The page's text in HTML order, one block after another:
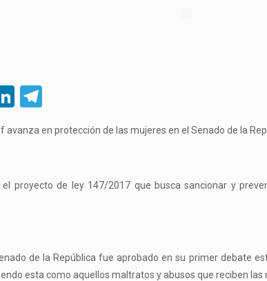
LinkedIn
avanza en protección de las mujeres en el Senado de la
proyecto de ley 147/2017 que busca sancionar y
de la República fue aprobado en su primer debate
esta como aquellos maltratos y abusos que reciben